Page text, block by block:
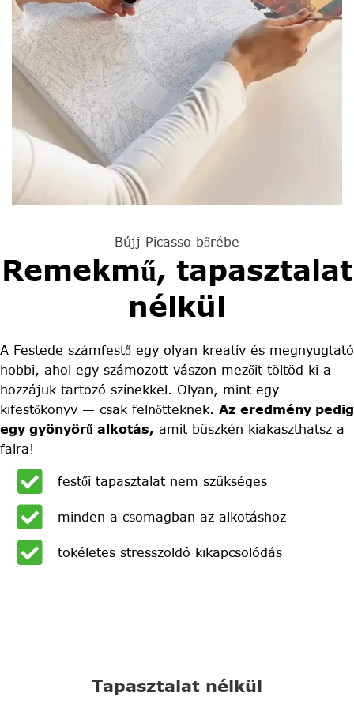
Bújj Picasso bőrébe
Remekmű, tapasztalat
nélkül
A Festede számfestő egy olyan kreatív és megnyugtató
hobbi, ahol egy számozott vászon mezőit töltöd ki a
hozzájuk tartozó színekkel. Olyan, mint egy
kifestőkönyv — csak felnőtteknek. Az eredmény pedig
egy gyönyörű alkotás, amit büszkén kiakaszthatsz a
falra!
festői tapasztalat nem szükséges
minden a csomagban az alkotáshoz
tökéletes stresszoldó kikapcsolódás
Tapasztalat nélkül